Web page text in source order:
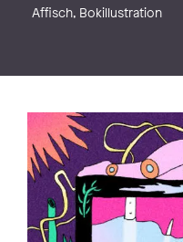
Affisch, Bokillustration